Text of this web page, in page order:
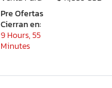
Pre Ofertas
Cierran en:
9 Hours, 55
Minutes